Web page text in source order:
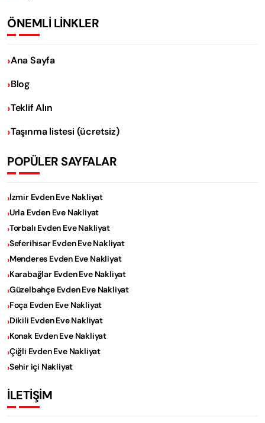
ÖNEMLİ LİNKLER
Ana Sayfa
Blog
Teklif Alın
Taşınma listesi (ücretsiz)
POPÜLER SAYFALAR
İzmir Evden Eve Nakliyat
Urla Evden Eve Nakliyat
Torbalı Evden Eve Nakliyat
Seferihisar Evden Eve Nakliyat
Menderes Evden Eve Nakliyat
Karabağlar Evden Eve Nakliyat
Güzelbahçe Evden Eve Nakliyat
Foça Evden Eve Nakliyat
Dikili Evden Eve Nakliyat
Konak Evden Eve Nakliyat
Çiğli Evden Eve Nakliyat
Sehir içi Nakliyat
İLETİŞİM